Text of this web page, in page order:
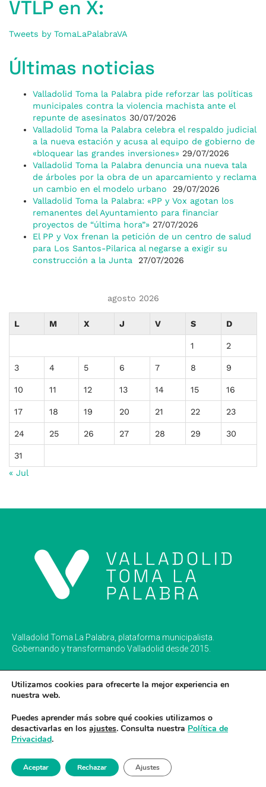
VTLP en X:
Tweets by TomaLaPalabraVA
Últimas noticias
Valladolid Toma la Palabra pide reforzar las políticas
municipales contra la violencia machista ante el
repunte de asesinatos 30/07/2026
Valladolid Toma la Palabra celebra el respaldo judicial
a la nueva estación y acusa al equipo de gobierno de
«bloquear las grandes inversiones» 29/07/2026
Valladolid Toma la Palabra denuncia una nueva tala
de árboles por la obra de un aparcamiento y reclama
un cambio en el modelo urbano
29/07/2026
Valladolid Toma la Palabra: «PP y Vox agotan los
remanentes del Ayuntamiento para financiar
proyectos de “última hora”» 27/07/2026
El PP y Vox frenan la petición de un centro de salud
para Los Santos-Pilarica al negarse a exigir su
construcción a la Junta
27/07/2026
agosto 2026
L M X J V S D
1 2
3 4 5 6 7 8 9
10 11 12 13 14 15 16
17 18 19 20 21 22 23
24 25 26 27 28 29 30
31
« Jul
Valladolid Toma La Palabra, plataforma municipalista.
Gobernando y transformando Valladolid desde 2015.
Inicio
Conócenos
Actualidad
info@valladolidtomalapalabra.org
Utilizamos cookies para ofrecerte la mejor experiencia en
nuestra web.
Puedes aprender más sobre qué cookies utilizamos o
desactivarlas en los ajustes. Consulta nuestra Política de
Privacidad.
Aceptar Rechazar Ajustes